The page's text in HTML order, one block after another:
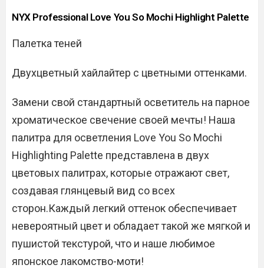
NYX Professional Love You So Mochi Highlight Palette
Палетка теней
Двухцветный хайлайтер с цветными оттенками.
Замени свой стандартный осветитель на парное
хроматическое свечение своей мечты! Наша
палитра для осветления Love You So Mochi
Highlighting Palette представлена ​​в двух
цветовых палитрах, которые отражают свет,
создавая глянцевый вид со всех
сторон.Каждый легкий оттенок обеспечивает
невероятный цвет и обладает такой же мягкой и
пушистой текстурой, что и наше любимое
японское лакомство-моти!